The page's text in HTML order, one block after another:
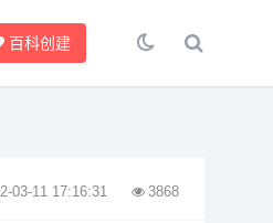
百科创建
03-11 17:16:31 3868